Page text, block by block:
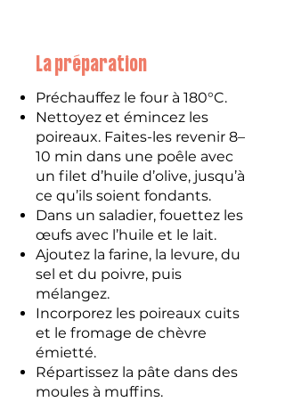
La préparation
Préchauffez le four à 180°C.
Nettoyez et émincez les
poireaux. Faites-les revenir 8–
10 min dans une poêle avec
un filet d’huile d’olive, jusqu’à
ce qu’ils soient fondants.
Dans un saladier, fouettez les
œufs avec l’huile et le lait.
Ajoutez la farine, la levure, du
sel et du poivre, puis
mélangez.
Incorporez les poireaux cuits
et le fromage de chèvre
émietté.
Répartissez la pâte dans des
moules à muffins.